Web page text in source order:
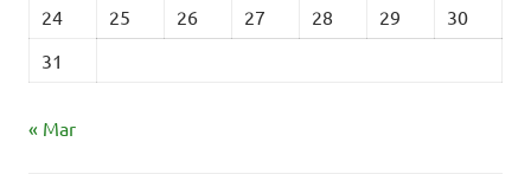
24
25 26 27 28 29
30
31
« Mar